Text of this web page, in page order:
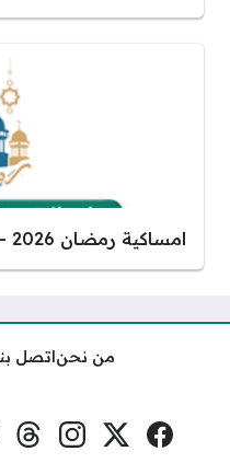
امساكية رمضان 2026 – 1447 خميس مشيط
من نحناتصل
فيسبوكمنصة إكسإنستغرام